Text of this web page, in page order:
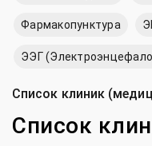
Фармакопунктура
ЭЭГ
Список клиник
Список